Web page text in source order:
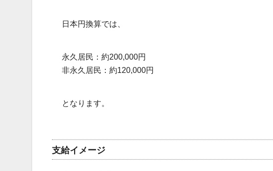
日本円換算では、
永久居民：約200,000円
非永久居民：約120,000円
となります。
支給イメージ